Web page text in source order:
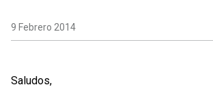
9 Febrero 2014
Saludos,